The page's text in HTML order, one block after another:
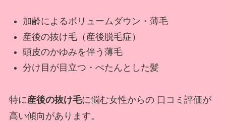
加齢によるボリュームダウン・薄毛
産後の抜け毛（産後脱毛症）
頭皮のかゆみを伴う薄毛
分け目が目立つ・ぺたんとした髪
特に産後の抜け毛に悩む女性からの 口コミ評価が
高い傾向があります。